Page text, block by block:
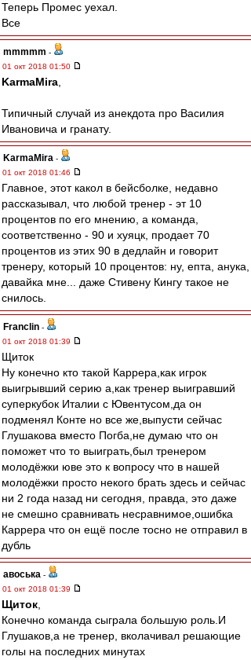
Теперь Промес уехал.
Все
mmmmm -
01 окт 2018 01:50
KarmaMira
Типичный случай из анекдота про Василия
Ивановича и гранату.
KarmaMira -
01 окт 2018 01:46
Главное, этот какол в бейсболке, недавно
рассказывал, что любой тренер - эт 10
процентов по его мнению, а команда,
соответственно - 90 и хуяцк, продает 70
процентов из этих 90 в дедлайн и говорит
тренеру, который 10 процентов: ну, епта, анука,
давайка мне... даже Стивену Кингу такое не
снилось.
Franclin -
01 окт 2018 01:39
Щиток
Ну конечно кто такой Каррера,как игрок
выигрывший серию а,как тренер выигравший
суперкубок Италии с Ювентусом,да он
подменял Конте но все же,выпусти сейчас
Глушакова вместо Погба,не думаю что он
поможет что то выиграть,был тренером
молодёжки юве это к вопросу что в нашей
молодёжки просто некого брать здесь и сейчас
ни 2 года назад ни сегодня, правда, это даже
не смешно сравнивать несравнимое,ошибка
Каррера что он ещё после тосно не отправил в
дубль
авоська -
01 окт 2018 01:39
Щиток
Конечно команда сыграла большую роль.И
Глушаков,а не тренер, вколачивал решающие
голы на последних минутах